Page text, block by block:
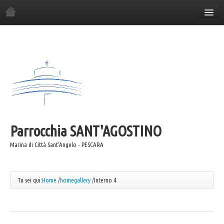
Orario Sante Messe
Gli incontri in parrocchia
Il Consiglio Economico
Il Comitato Festa
I Gruppi Parrocchiali
Azione Cattolica
Coro "Canta e Cammina"
Parrocchia SANT'AGOSTINO
Marina di Città Sant'Angelo - PESCARA
Tu sei qui:Home /homegallery /Interno 4